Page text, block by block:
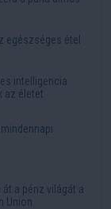
egészséges étel
intelligencia
az életet
a pénz világát a
Union